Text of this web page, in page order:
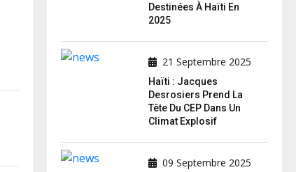
Destinées À Haïti En
2025
21 Septembre 2025
Haïti : Jacques
Desrosiers Prend La
Tête Du CEP Dans Un
Climat Explosif
09 Septembre 2025